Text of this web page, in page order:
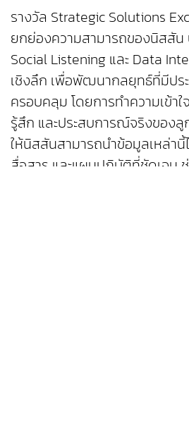
รางวัล Strategic Solutions
ยกย่องความสามารถของนิสสัน
Social Listening และ Data
เชิงลึก เพื่อพัฒนากลยุทธ์ที่มีปร
ครอบคลุม โดยการทำความเข้า
รู้สึก และประสบการณ์จริงของ
ให้นิสสันสามารถนำข้อมูลเหล่า
สื่อสาร และแผนปฏิบัติที่ชัดเจน